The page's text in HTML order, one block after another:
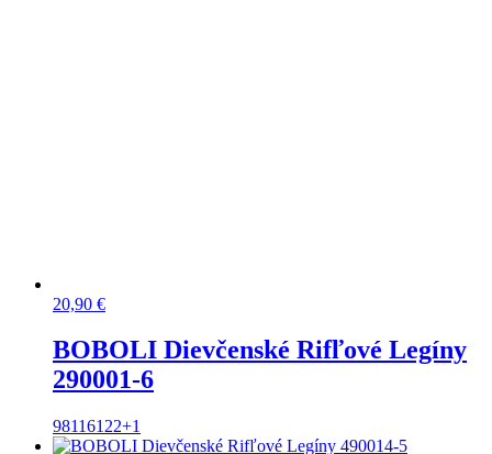
20,90 €
BOBOLI Dievčenské Rifľové Legíny
290001-6
98116122+1